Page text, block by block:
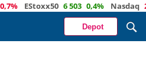
EStoxx50 6 503 0,4% Nasdaq 29
Depot